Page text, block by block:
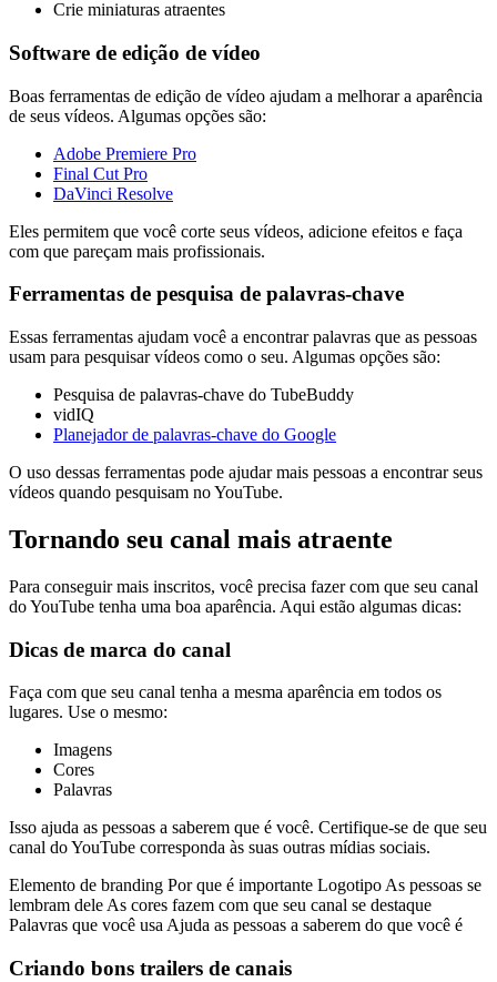
Crie miniaturas atraentes
Software de edição de vídeo
Boas ferramentas de edição de vídeo ajudam a melhorar a aparência
de seus vídeos. Algumas opções são:
Adobe Premiere Pro
Final Cut Pro
DaVinci Resolve
Eles permitem que você corte seus vídeos, adicione efeitos e faça
com que pareçam mais profissionais.
Ferramentas de pesquisa de palavras-chave
Essas ferramentas ajudam você a encontrar palavras que as pessoas
usam para pesquisar vídeos como o seu. Algumas opções são:
Pesquisa de palavras-chave do TubeBuddy
vidIQ
Planejador de palavras-chave do Google
O uso dessas ferramentas pode ajudar mais pessoas a encontrar seus
vídeos quando pesquisam no YouTube.
Tornando seu canal mais atraente
Para conseguir mais inscritos, você precisa fazer com que seu canal
do YouTube tenha uma boa aparência. Aqui estão algumas dicas:
Dicas de marca do canal
Faça com que seu canal tenha a mesma aparência em todos os
lugares. Use o mesmo:
Imagens
Cores
Palavras
Isso ajuda as pessoas a saberem que é você. Certifique-se de que seu
canal do YouTube corresponda às suas outras mídias sociais.
Elemento de branding Por que é importante Logotipo As pessoas se
lembram dele As cores fazem com que seu canal se destaque
Palavras que você usa Ajuda as pessoas a saberem do que você é
Criando bons trailers de canais